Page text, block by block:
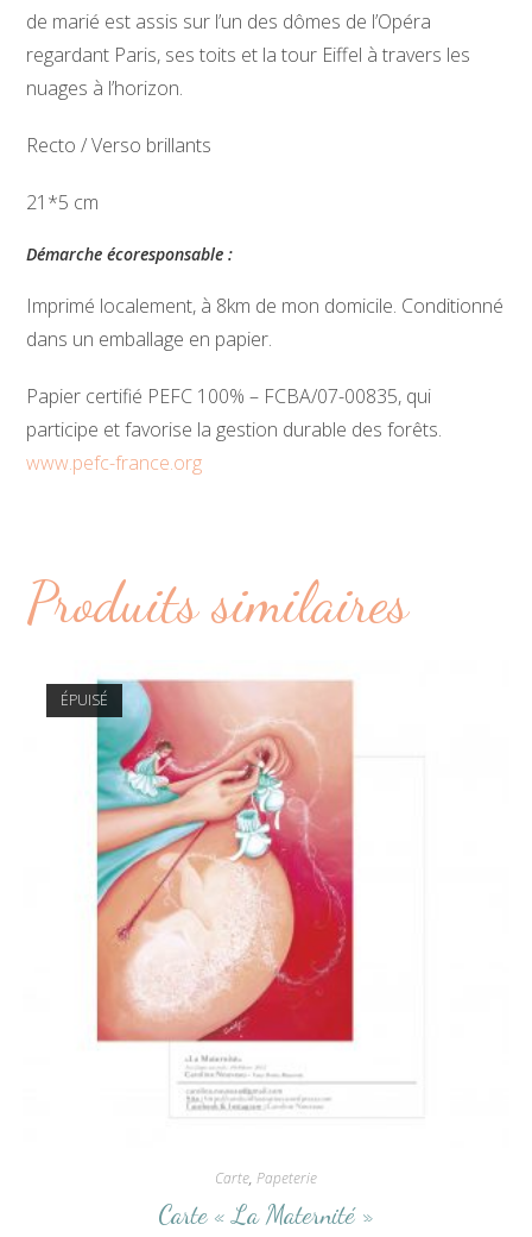
de marié est assis sur l’un des dômes de l’Opéra
regardant Paris, ses toits et la tour Eiffel à travers les
nuages à l’horizon.
Recto / Verso brillants
21*5 cm
Démarche écoresponsable :
Imprimé localement, à 8km de mon domicile. Conditionné
dans un emballage en papier.
Papier certifié PEFC 100% – FCBA/07-00835, qui
participe et favorise la gestion durable des forêts.
www.pefc-france.org
Produits similaires
ÉPUISÉ
Carte, Papeterie
Carte « La Maternité »